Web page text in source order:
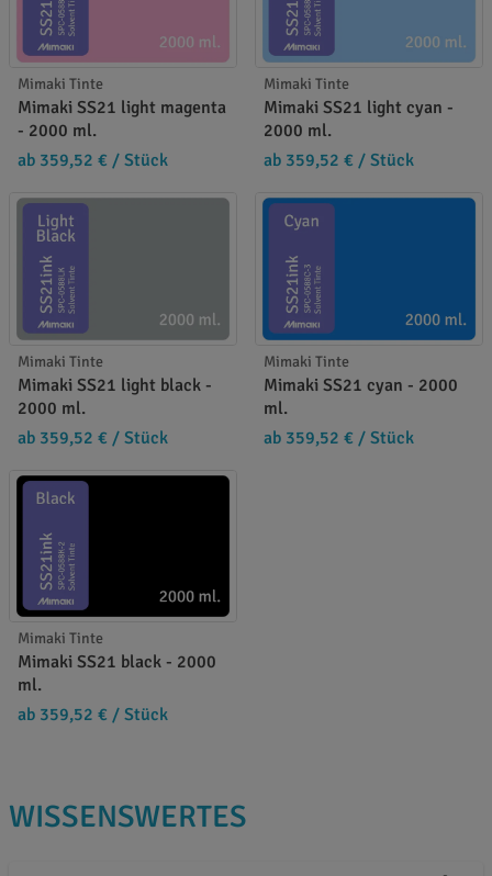
Mimaki Tinte
Mimaki SS21 light magenta
- 2000 ml.
ab 359,52 € / Stück
Mimaki Tinte
Mimaki SS21 light cyan -
2000 ml.
ab 359,52 € / Stück
Mimaki Tinte
Mimaki SS21 light black -
2000 ml.
ab 359,52 € / Stück
Mimaki Tinte
Mimaki SS21 cyan - 2000
ml.
ab 359,52 € / Stück
Mimaki Tinte
Mimaki SS21 black - 2000
ml.
ab 359,52 € / Stück
WISSENSWERTES